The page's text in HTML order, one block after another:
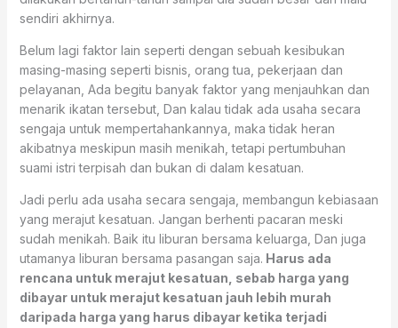
sendiri akhirnya.
Belum lagi faktor lain seperti dengan sebuah kesibukan
masing-masing seperti bisnis, orang tua, pekerjaan dan
pelayanan, Ada begitu banyak faktor yang menjauhkan dan
menarik ikatan tersebut, Dan kalau tidak ada usaha secara
sengaja untuk mempertahankannya, maka tidak heran
akibatnya meskipun masih menikah, tetapi pertumbuhan
suami istri terpisah dan bukan di dalam kesatuan.
Jadi perlu ada usaha secara sengaja, membangun kebiasaan
yang merajut kesatuan. Jangan berhenti pacaran meski
sudah menikah. Baik itu liburan bersama keluarga, Dan juga
utamanya liburan bersama pasangan saja. Harus ada
rencana untuk merajut kesatuan, sebab harga yang
dibayar untuk merajut kesatuan jauh lebih murah
daripada harga yang harus dibayar ketika terjadi